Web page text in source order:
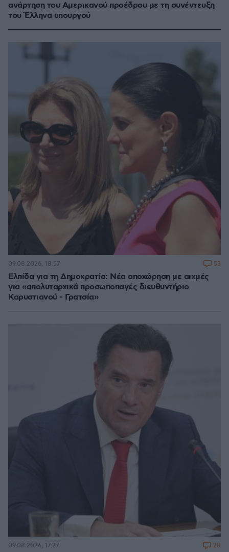
ανάρτηση του Αμερικανού προέδρου με τη συνέντευξη
του Έλληνα υπουργού
Ελπίδα για τη Δημοκρατία: Νέα αποχώρηση με αιχμές
για «απολυταρχικά προσωποπαγές διευθυντήριο
Καρυστιανού - Γρατσία»
09.08.2026, 18:57 53
09.08.2026, 17:27 28